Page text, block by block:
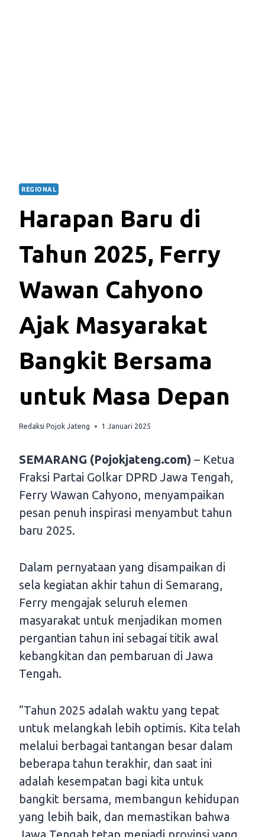
REGIONAL
Harapan Baru di
Tahun 2025, Ferry
Wawan Cahyono
Ajak Masyarakat
Bangkit Bersama
untuk Masa Depan
Redaksi Pojok Jateng 1 Januari 2025
SEMARANG (Pojokjateng.com) – Ketua
Fraksi Partai Golkar DPRD Jawa Tengah,
Ferry Wawan Cahyono, menyampaikan
pesan penuh inspirasi menyambut tahun
baru 2025.
Dalam pernyataan yang disampaikan di
sela kegiatan akhir tahun di Semarang,
Ferry mengajak seluruh elemen
masyarakat untuk menjadikan momen
pergantian tahun ini sebagai titik awal
kebangkitan dan pembaruan di Jawa
Tengah.
“Tahun 2025 adalah waktu yang tepat
untuk melangkah lebih optimis. Kita telah
melalui berbagai tantangan besar dalam
beberapa tahun terakhir, dan saat ini
adalah kesempatan bagi kita untuk
bangkit bersama, membangun kehidupan
yang lebih baik, dan memastikan bahwa
Jawa Tengah tetap menjadi provinsi yang